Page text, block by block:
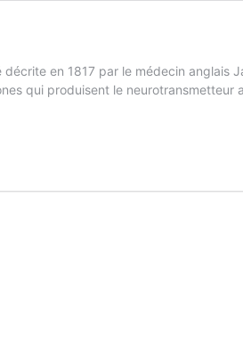
en 1817 par le médecin anglais
qui produisent le neurotransmetteur